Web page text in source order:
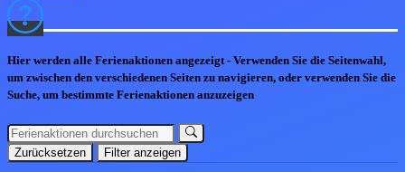
Hier werden alle Ferienaktionen angezeigt - Verwenden Sie die Seitenwahl,
um zwischen den verschiedenen Seiten zu navigieren, oder verwenden Sie die
Suche, um bestimmte Ferienaktionen anzuzeigen
Zurücksetzen Filter anzeigen